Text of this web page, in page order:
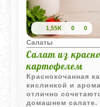
1,55K 0 0
Салаты
Салат из
картофелем
Краснокочанная
кислинкой и
отлично
домашнем салате.